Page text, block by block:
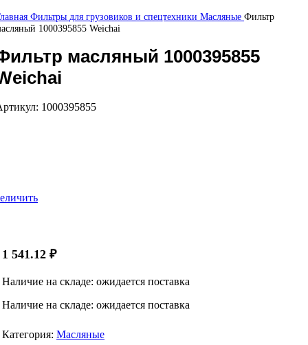
Фильтры для грузовиков и спецтехники Масляные Фильтр
1000395855 Weichai
масляный 1000395855
1000395855
1 541.12 ₽
Наличие на складе: ожидается поставка
Наличие на складе: ожидается поставка
Категория: Масляные